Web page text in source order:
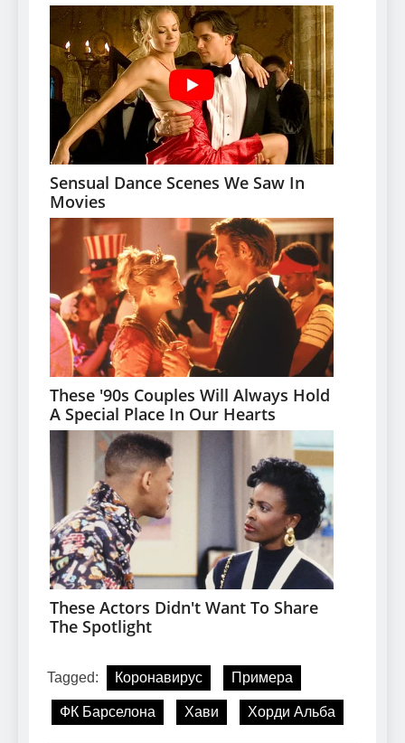
Tagged: Коронавирус Примера
ФК Барселона Хави Хорди Альба